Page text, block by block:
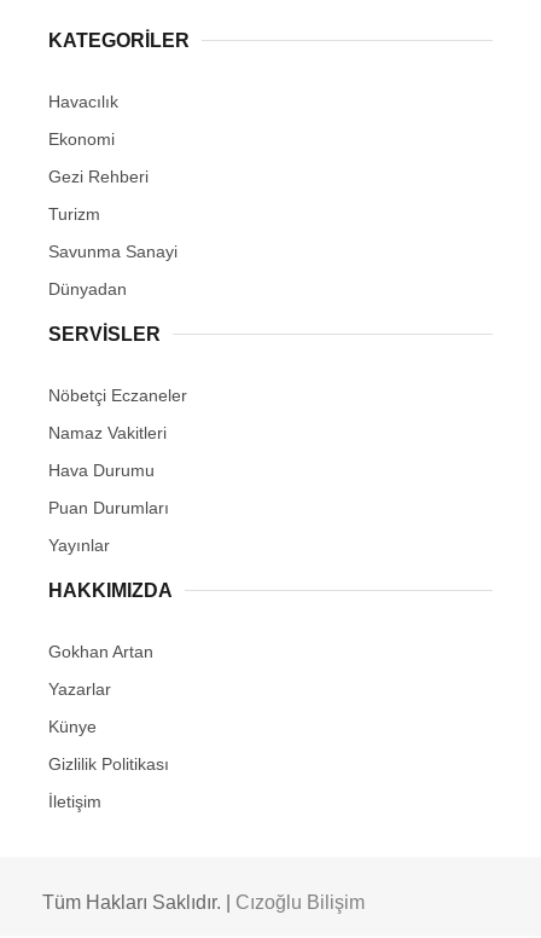
KATEGORİLER
Havacılık
Ekonomi
Gezi Rehberi
Turizm
Savunma Sanayi
Dünyadan
SERVİSLER
Nöbetçi Eczaneler
Namaz Vakitleri
Hava Durumu
Puan Durumları
Yayınlar
HAKKIMIZDA
Gokhan Artan
Yazarlar
Künye
Gizlilik Politikası
İletişim
Tüm Hakları Saklıdır. | Cızoğlu Bilişim